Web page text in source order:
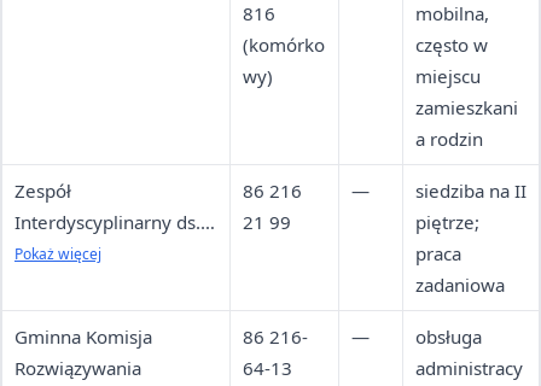
816
(komórko
wy)
mobilna,
często w
miejscu
zamieszkani
a rodzin
Zespół
Interdyscyplinarny ds.
Rozwiązywania
w Rodzinie —
Przewodniczący
Pokaż więcej
86 216
21 99
—
siedziba na II
piętrze;
praca
zadaniowa
Gminna Komisja
Rozwiązywania
86 216-
64-13
—
obsługa
administracy